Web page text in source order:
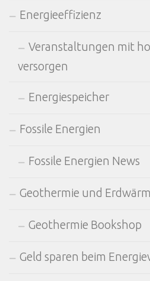
Energieeffizienz
Veranstaltungen mit
versorgen
Energiespeicher
Fossile Energien
Fossile Energien News
Geothermie und
Geothermie Bookshop
Geld sparen beim